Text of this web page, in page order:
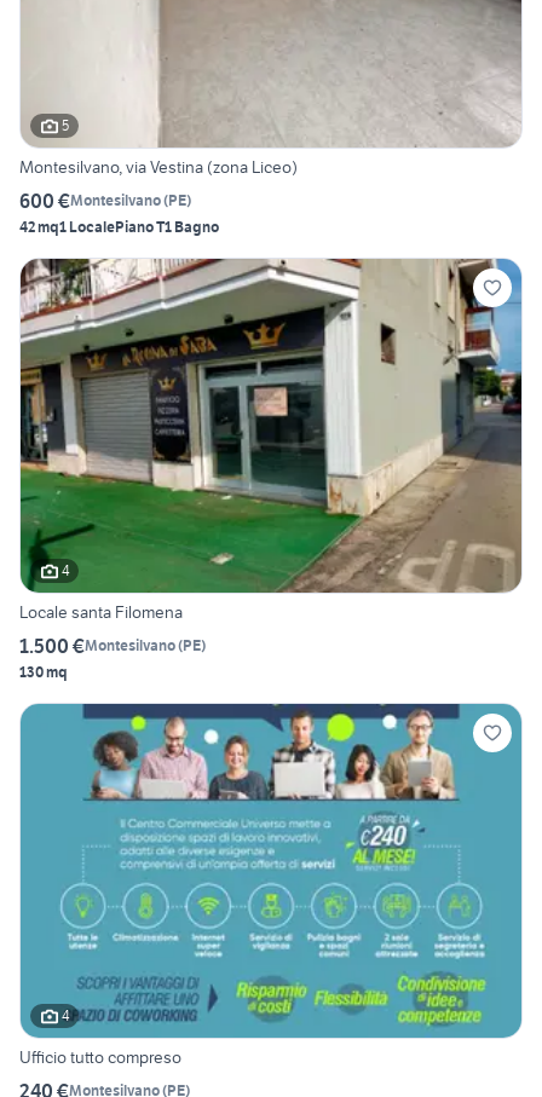
5
Montesilvano, via Vestina (zona Liceo)
600 €Montesilvano(PE)
42 mq1 LocalePiano T1 Bagno
4
Locale santa Filomena
1.500 €Montesilvano(PE)
130 mq
4
Ufficio tutto compreso
240 €Montesilvano(PE)